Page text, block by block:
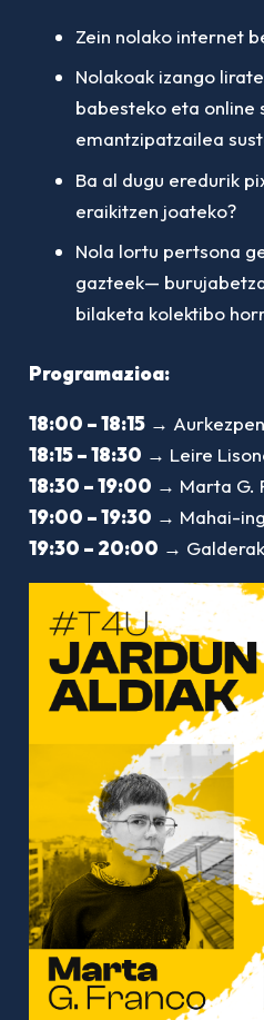
Zein nolako internet
Nolakoak izango
babesteko eta online
emantzipatzailea
Ba al dugu eredurik
eraikitzen joateko?
Nola lortu pertsona
gazteek—
bilaketa kolektibo
Programazioa:
18:00 – 18:15→
18:15 – 18:30 → Leire
18:30 – 19:00 → Marta G.
19:00 – 19:30 → Mahai-
19:30 – 20:00 → Galderak